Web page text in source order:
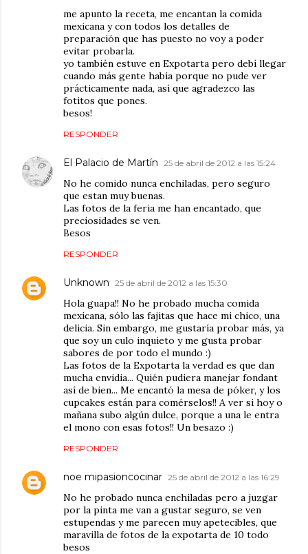
me apunto la receta, me encantan la comida
mexicana y con todos los detalles de
preparación que has puesto no voy a poder
evitar probarla.
yo también estuve en Expotarta pero debí llegar
cuando más gente había porque no pude ver
prácticamente nada, así que agradezco las
fotitos que pones.
besos!
RESPONDER
El Palacio de Martín 25 de abril de 2012 a las 15:24
No he comido nunca enchiladas, pero seguro
que estan muy buenas.
Las fotos de la feria me han encantado, que
preciosidades se ven.
Besos
RESPONDER
Unknown 25 de abril de 2012 a las 15:30
Hola guapa!! No he probado mucha comida
mexicana, sólo las fajitas que hace mi chico, una
delicia. Sin embargo, me gustaría probar más, ya
que soy un culo inquieto y me gusta probar
sabores de por todo el mundo :)
Las fotos de la Expotarta la verdad es que dan
mucha envidia... Quién pudiera manejar fondant
así de bien... Me encantó la mesa de póker, y los
cupcakes están para comérselos!! A ver si hoy o
mañana subo algún dulce, porque a una le entra
el mono con esas fotos!! Un besazo :)
RESPONDER
noe mipasioncocinar 25 de abril de 2012 a las 16:29
No he probado nunca enchiladas pero a juzgar
por la pinta me van a gustar seguro, se ven
estupendas y me parecen muy apetecibles, que
maravilla de fotos de la expotarta de 10 todo
besos